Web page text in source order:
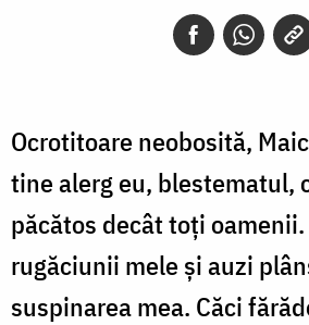
Ocrotitoare neobosită,
tine alerg eu, blestematul,
păcătos decât toți
rugăciunii mele și auzi
suspinarea mea. Căci